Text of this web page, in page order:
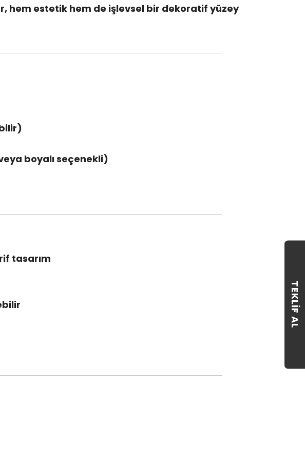
TEKLIF AL
hem estetik hem de işlevsel bir dekoratif yüzey
boyalı seçenekli)
tasarım